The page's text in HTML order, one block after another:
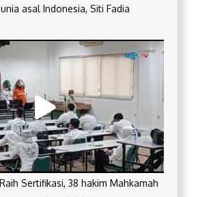
asal Indonesia, Siti Fadia
Sertifikasi, 38 hakim Mahkamah